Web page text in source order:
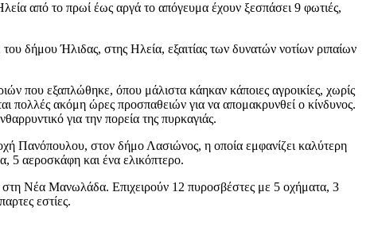
από το πρωί έως αργά το απόγευμα έχουν ξεσπάσει 9 φωτιές,
δήμου Ήλιδας, στης Ηλεία, εξαιτίας των δυνατών νοτίων ριπαίων
που εξαπλώθηκε, όπου μάλιστα κάηκαν κάποιες αγροικίες, χωρίς
πολλές ακόμη ώρες προσπαθειών για να απομακρυνθεί ο κίνδυνος.
για την πορεία της πυρκαγιάς.
Πανόπουλου, στον δήμο Λασιώνος, η οποία εμφανίζει καλύτερη
5 αεροσκάφη και ένα ελικόπτερο.
Νέα Μανωλάδα. Επιχειρούν 12 πυροσβέστες με 5 οχήματα, 3
εστίες.